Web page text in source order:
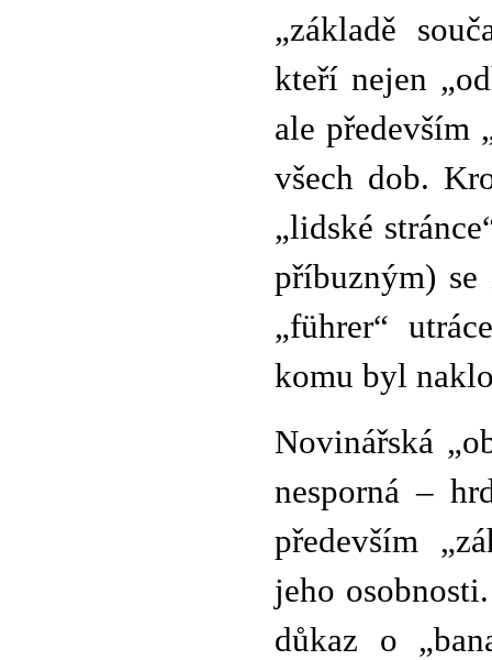
„základě
kteří nejen
ale především
všech dob.
„lidské
příbuzným)
„führer“
komu byl
Novinářská
nesporná –
především
jeho
důkaz o